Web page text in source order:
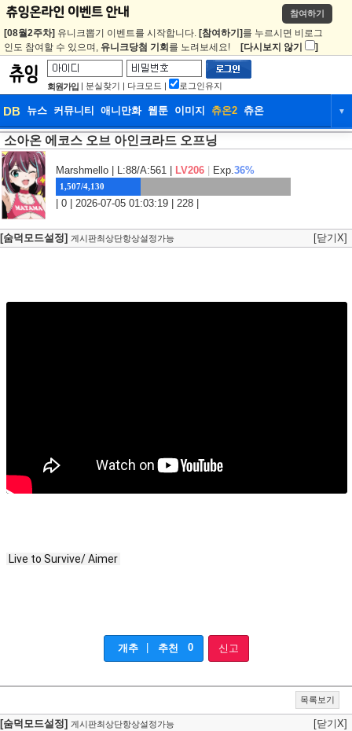
참여하기
[08월2주차] 유니크뽑기 이벤트를 시작합니다. [참여하기] 를 누르시면 비로그
인도 참여할 수 있으며, 유니크당첨 기회 를 노려보세요! [다시보지 않기 ]
회원가입 | 분실찾기 | 다크모드 | 로그인유지
DB 뉴스 커뮤니티 애니만화 웹툰 이미지 츄온2 츄온 ▼
DB 뉴스 커뮤니티
웹툰 이미지 츄온2
소아온 에코스 오브 아인크라드 오프닝
Marshmello | L:88/A:561 | LV206 Exp.36%
1,507/4,130
| 0 | 2026-07-05 01:03:19 | 228 |
[숨덕모드설정] 게시판최상단항상설정가능 [닫기X]
Live to Survive/ Aimer
개추 추천 0 신고
목록보기
[숨덕모드설정] 게시판최상단항상설정가능 [닫기X]